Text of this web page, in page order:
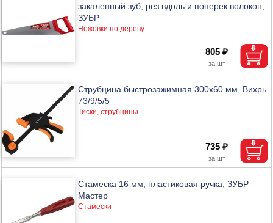
закаленный зуб, рез вдоль и поперек волокон,
ЗУБР
Ножовки по дереву
805 ₽
Струбцина быстрозажимная 300х60 мм, Вихрь
73/9/5/5
Тиски, струбцины
735 ₽
Стамеска 16 мм, пластиковая ручка, ЗУБР
Мастер
Стамески